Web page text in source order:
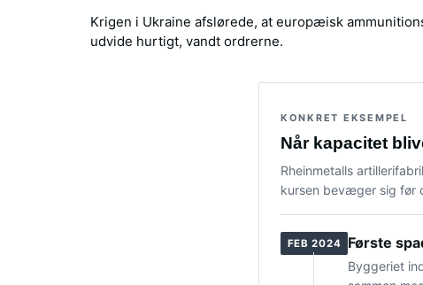
Krigen i Ukraine afslørede, at europæisk
udvide hurtigt, vandt ordrerne.
KONKRET EKSEMPEL
Når kapacitet
Rheinmetalls
kursen bevæger sig før
FEB 2024 Første
Byggeriet